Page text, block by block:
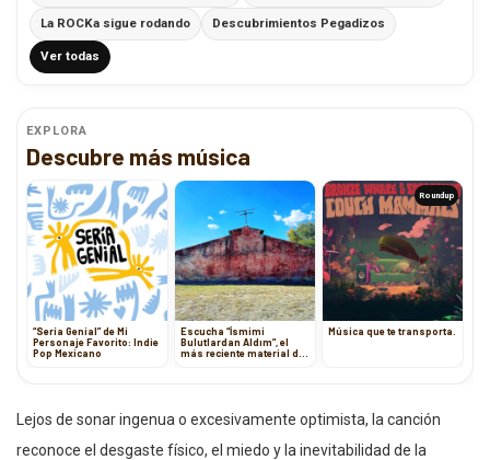
La ROCKa sigue rodando Descubrimientos Pegadizos
Ver todas
EXPLORA
Descubre más música
“Sería Genial” de Mi
Personaje Favorito: Indie
Pop Mexicano
Escucha “İsmimi
Bulutlardan Aldım”, el
más reciente material de
Roundup
Música que te transporta.
Lejos de sonar ingenua o excesivamente optimista, la canción
reconoce el desgaste físico, el miedo y la inevitabilidad de la